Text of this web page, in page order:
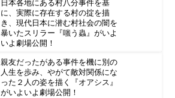
日本各地にある村八分事件を基
に、実際に存在する村の掟を描
き、現代日本に潜む村社会の闇を
暴いたスリラー『嗤う蟲』がいよ
いよ劇場公開！
親友だったがある事件を機に別の
人生を歩み、やがて敵対関係にな
った２人の姿を描く『オアシス』
がいよいよ劇場公開！